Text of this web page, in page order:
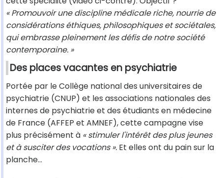
« Promouvoir une discipline médicale riche, nourrie de
considérations éthiques, philosophiques et sociétales,
qui embrasse pleinement les défis de notre société
contemporaine. »
Des places vacantes en psychiatrie
Portée par le Collège national des universitaires de
psychiatrie (CNUP) et les associations nationales des
internes de psychiatrie et des étudiants en médecine
de France (AFFEP et AMNEF), cette campagne vise
plus précisément à « stimuler l'intérêt des plus jeunes
et à susciter des vocations ». Et elles ont du pain sur la
planche...